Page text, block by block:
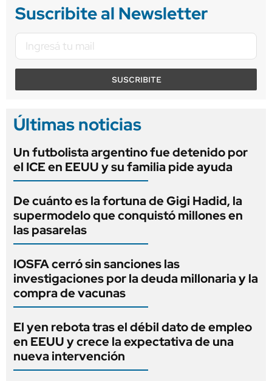
Suscribite al Newsletter
SUSCRIBITE
Últimas noticias
Un futbolista argentino fue detenido por
el ICE en EEUU y su familia pide ayuda
De cuánto es la fortuna de Gigi Hadid, la
supermodelo que conquistó millones en
las pasarelas
IOSFA cerró sin sanciones las
investigaciones por la deuda millonaria y la
compra de vacunas
El yen rebota tras el débil dato de empleo
en EEUU y crece la expectativa de una
nueva intervención